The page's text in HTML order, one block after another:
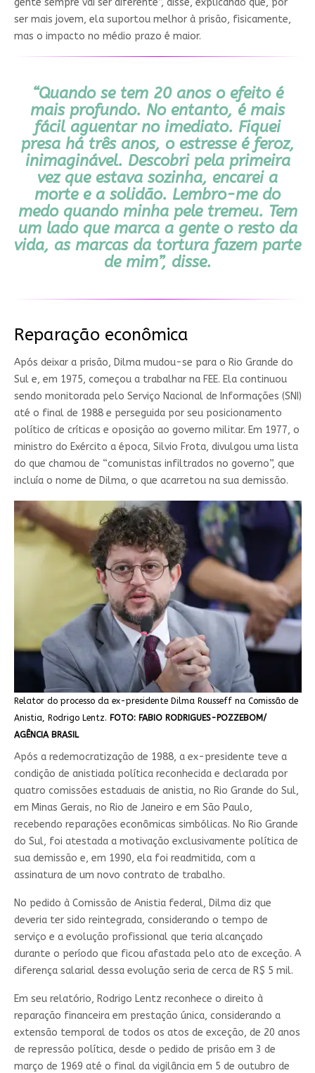
gente sempre vai ser diferente”, disse, explicando que, por
ser mais jovem, ela suportou melhor à prisão, fisicamente,
mas o impacto no médio prazo é maior.
“Quando se tem 20 anos o efeito é
mais profundo. No entanto, é mais
fácil aguentar no imediato. Fiquei
presa há três anos, o estresse é feroz,
inimaginável. Descobri pela primeira
vez que estava sozinha, encarei a
morte e a solidão. Lembro-me do
medo quando minha pele tremeu. Tem
um lado que marca a gente o resto da
vida, as marcas da tortura fazem parte
de mim”, disse.
Reparação econômica
Após deixar a prisão, Dilma mudou-se para o Rio Grande do
Sul e, em 1975, começou a trabalhar na FEE. Ela continuou
sendo monitorada pelo Serviço Nacional de Informações (SNI)
até o final de 1988 e perseguida por seu posicionamento
político de críticas e oposição ao governo militar. Em 1977, o
ministro do Exército a época, Silvio Frota, divulgou uma lista
do que chamou de “comunistas infiltrados no governo”, que
incluía o nome de Dilma, o que acarretou na sua demissão.
Relator do processo da ex-presidente Dilma Rousseff na Comissão de
Anistia, Rodrigo Lentz. FOTO: FABIO RODRIGUES-POZZEBOM/
AGÊNCIA BRASIL
Após a redemocratização de 1988, a ex-presidente teve a
condição de anistiada política reconhecida e declarada por
quatro comissões estaduais de anistia, no Rio Grande do Sul,
em Minas Gerais, no Rio de Janeiro e em São Paulo,
recebendo reparações econômicas simbólicas. No Rio Grande
do Sul, foi atestada a motivação exclusivamente política de
sua demissão e, em 1990, ela foi readmitida, com a
assinatura de um novo contrato de trabalho.
No pedido à Comissão de Anistia federal, Dilma diz que
deveria ter sido reintegrada, considerando o tempo de
serviço e a evolução profissional que teria alcançado
durante o período que ficou afastada pelo ato de exceção. A
diferença salarial dessa evolução seria de cerca de R$ 5 mil.
Em seu relatório, Rodrigo Lentz reconhece o direito à
reparação financeira em prestação única, considerando a
extensão temporal de todos os atos de exceção, de 20 anos
de repressão política, desde o pedido de prisão em 3 de
março de 1969 até o final da vigilância em 5 de outubro de